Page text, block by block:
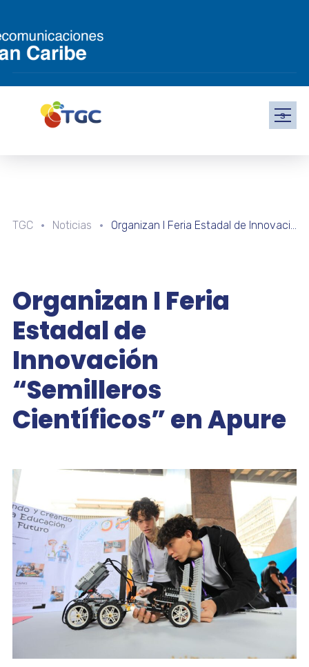
s
TGC Noticias Organizan I Feria Estadal de Innovación “Semilleros Científicos” en Apure
Organizan I Feria
Estadal de
Innovación
“Semilleros
Científicos” en Apure